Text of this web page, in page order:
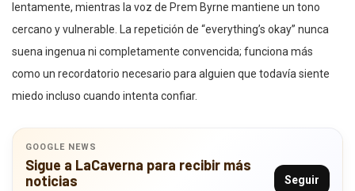
lentamente, mientras la voz de Prem Byrne mantiene un tono
cercano y vulnerable. La repetición de “everything’s okay” nunca
suena ingenua ni completamente convencida; funciona más
como un recordatorio necesario para alguien que todavía siente
miedo incluso cuando intenta confiar.
GOOGLE NEWS
Sigue a LaCaverna para recibir más
noticias
Seguir